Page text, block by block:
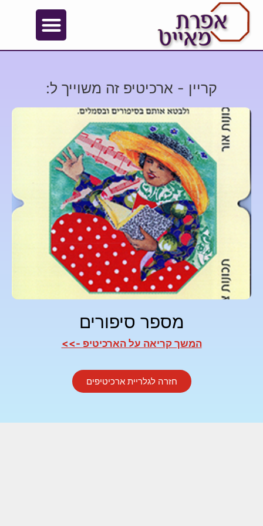
קריין - ארכיטיפ זה משוייך ל:
מספר סיפורים
המשך קריאה על הארכיטיפ ->>
חזרה לגלריית ארכיטיפים